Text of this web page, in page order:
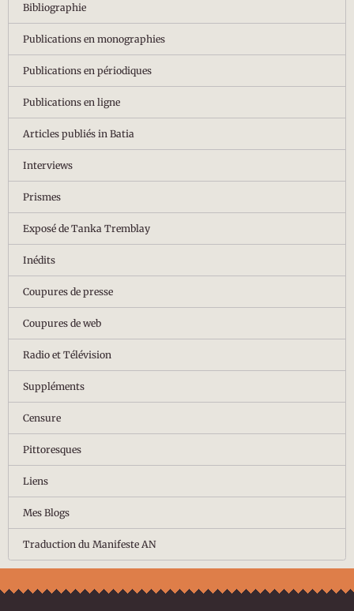
Bibliographie
Publications en monographies
Publications en périodiques
Publications en ligne
Articles publiés in Batia
Interviews
Prismes
Exposé de Tanka Tremblay
Inédits
Coupures de presse
Coupures de web
Radio et Télévision
Suppléments
Censure
Pittoresques
Liens
Mes Blogs
Traduction du Manifeste AN